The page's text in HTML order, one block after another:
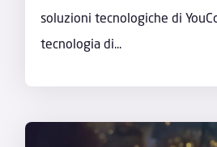
soluzioni tecnologiche di
tecnologia di...